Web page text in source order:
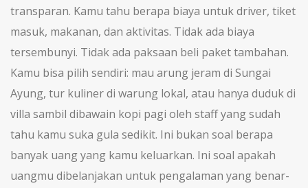
transparan. Kamu tahu berapa biaya untuk driver, tiket
masuk, makanan, dan aktivitas. Tidak ada biaya
tersembunyi. Tidak ada paksaan beli paket tambahan.
Kamu bisa pilih sendiri: mau arung jeram di Sungai
Ayung, tur kuliner di warung lokal, atau hanya duduk di
villa sambil dibawain kopi pagi oleh staff yang sudah
tahu kamu suka gula sedikit. Ini bukan soal berapa
banyak uang yang kamu keluarkan. Ini soal apakah
uangmu dibelanjakan untuk pengalaman yang benar-